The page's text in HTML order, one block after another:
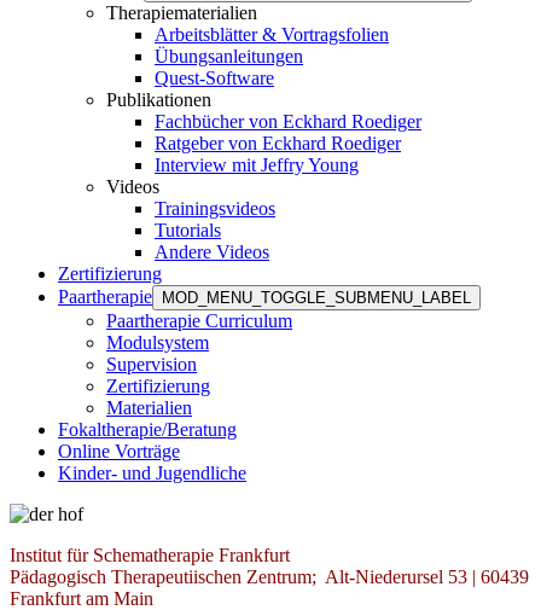
Therapiematerialien
Arbeitsblätter & Vortragsfolien
Übungsanleitungen
Quest-Software
Publikationen
Fachbücher von Eckhard Roediger
Ratgeber von Eckhard Roediger
Interview mit Jeffry Young
Videos
Trainingsvideos
Tutorials
Andere Videos
Zertifizierung
Paartherapie
MOD_MENU_TOGGLE_SUBMENU_LABEL
Paartherapie Curriculum
Modulsystem
Supervision
Zertifizierung
Materialien
Fokaltherapie/Beratung
Online Vorträge
Kinder- und Jugendliche
Institut für Schematherapie Frankfurt
Pädagogisch Therapeutiischen Zentrum; Alt-Niederursel 53 | 60439
Frankfurt am Main